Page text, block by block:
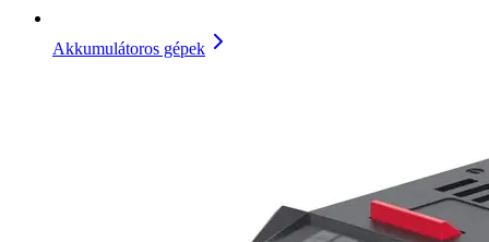
Akkumulátoros gépek